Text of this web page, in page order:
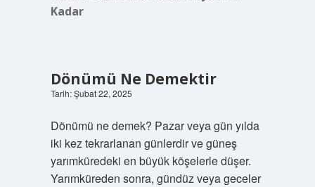
Kadar
Dönümü Ne Demektir
Tarih: Şubat 22, 2025
Dönümü ne demek? Pazar veya gün yılda
iki kez tekrarlanan günlerdir ve güneş
yarımküredeki en büyük köşelerle düşer.
Yarımküreden sonra, gündüz veya geceler